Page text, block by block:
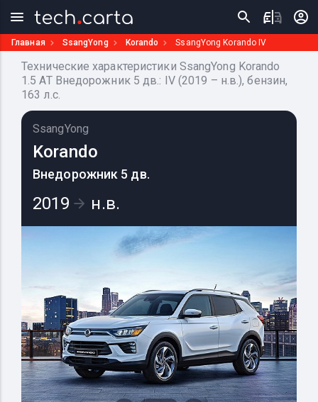
Главная SsangYong Korando SsangYong Korando IV
Технические характеристики SsangYong Korando
1.5 AT Внедорожник 5 дв.: IV (2019 – н.в.), бензин,
163 л.с.
SsangYong
Korando
Внедорожник 5 дв.
2019 н.в.